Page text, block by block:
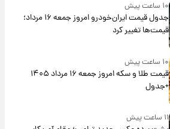
۱۰ ساعت پیش
جدول قیمت ایران‌خودرو امروز جمعه ۱۶ مرداد؛
قیمت‌ها تغییر کرد
۱۰ ساعت پیش
قیمت طلا و سکه امروز جمعه ۱۶ مرداد ۱۴۰۵
+جدول
۱۱ ساعت پیش